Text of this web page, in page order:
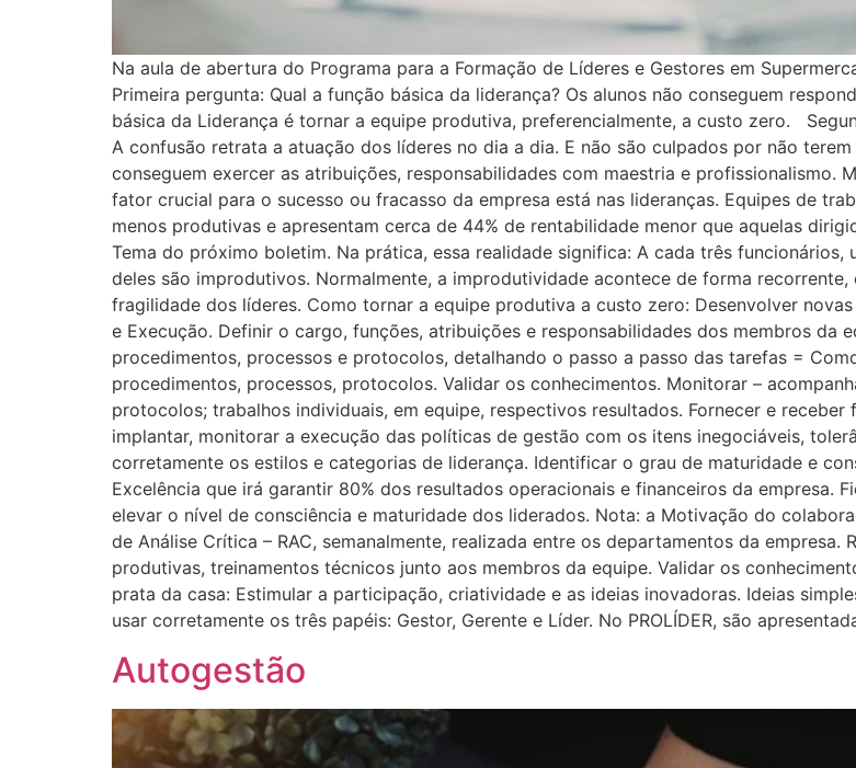
Na aula de abertura do Programa para a Formação de Líderes e Gestores em
Primeira pergunta: Qual a função básica da liderança? Os alunos não conseguem
básica da Liderança é tornar a equipe produtiva, preferencialmente, a custo zero.
A confusão retrata a atuação dos líderes no dia a dia. E não são culpados por não
conseguem exercer as atribuições, responsabilidades com maestria e profissionalismo.
fator crucial para o sucesso ou fracasso da empresa está nas lideranças. Equipes de
menos produtivas e apresentam cerca de 44% de rentabilidade menor que aquelas
Tema do próximo boletim. Na prática, essa realidade significa: A cada três
deles são improdutivos. Normalmente, a improdutividade acontece de forma
fragilidade dos líderes. Como tornar a equipe produtiva a custo zero: Desenvolver
e Execução. Definir o cargo, funções, atribuições e responsabilidades dos membros da
procedimentos, processos e protocolos, detalhando o passo a passo das tarefas =
procedimentos, processos, protocolos. Validar os conhecimentos. Monitorar –
protocolos; trabalhos individuais, em equipe, respectivos resultados. Fornecer e
implantar, monitorar a execução das políticas de gestão com os itens inegociáveis,
corretamente os estilos e categorias de liderança. Identificar o grau de maturidade e
Excelência que irá garantir 80% dos resultados operacionais e financeiros da empresa.
elevar o nível de consciência e maturidade dos liderados. Nota: a Motivação do
de Análise Crítica – RAC, semanalmente, realizada entre os departamentos da
produtivas, treinamentos técnicos junto aos membros da equipe. Validar os
prata da casa: Estimular a participação, criatividade e as ideias inovadoras. Ideias
usar corretamente os três papéis: Gestor, Gerente e Líder. No PROLÍDER, são
Autogestão